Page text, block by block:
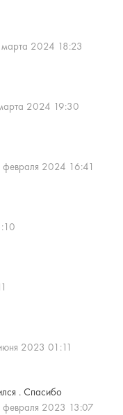
марта 2024 18:23
2024 19:30
февраля 2024 16:41
2023 01:11
. Спасибо
февраля 2023 13:07